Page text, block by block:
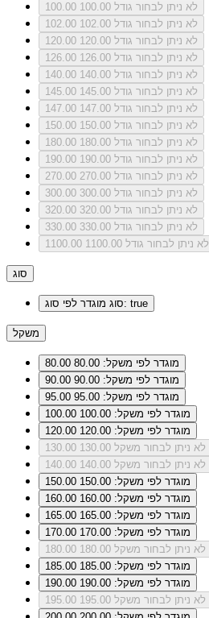
100.00
לא ניתן לבחור גודל 100.00
102.00
לא ניתן לבחור גודל 102.00
120.00
לא ניתן לבחור גודל 120.00
126.00
לא ניתן לבחור גודל 126.00
140.00
לא ניתן לבחור גודל 140.00
145.00
לא ניתן לבחור גודל 145.00
147.00
לא ניתן לבחור גודל 147.00
150.00
לא ניתן לבחור גודל 150.00
180.00
לא ניתן לבחור גודל 180.00
190.00
לא ניתן לבחור גודל 190.00
270.00
לא ניתן לבחור גודל 270.00
300.00
לא ניתן לבחור גודל 300.00
320.00
לא ניתן לבחור גודל 320.00
330.00
לא ניתן לבחור גודל 330.00
1100.00
לא ניתן לבחור גודל 1100.00
סוג
סוגמוגדר לפי סוג: true
משקל
80.00
מוגדר לפי משקל: 80.00
90.00
מוגדר לפי משקל: 90.00
95.00
מוגדר לפי משקל: 95.00
100.00
מוגדר לפי משקל: 100.00
120.00
מוגדר לפי משקל: 120.00
130.00
לא ניתן לבחור משקל 130.00
140.00
לא ניתן לבחור משקל 140.00
150.00
מוגדר לפי משקל: 150.00
160.00
מוגדר לפי משקל: 160.00
165.00
מוגדר לפי משקל: 165.00
170.00
מוגדר לפי משקל: 170.00
180.00
לא ניתן לבחור משקל 180.00
185.00
מוגדר לפי משקל: 185.00
190.00
מוגדר לפי משקל: 190.00
195.00
לא ניתן לבחור משקל 195.00